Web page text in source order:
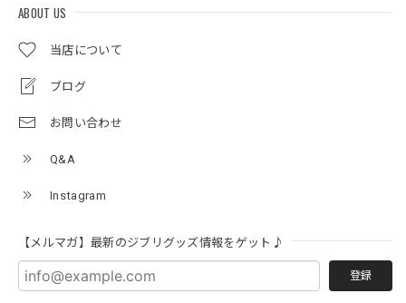
ABOUT US
当店について
ブログ
お問い合わせ
Q&A
Instagram
【メルマガ】最新のジブリグッズ情報をゲット♪
登録